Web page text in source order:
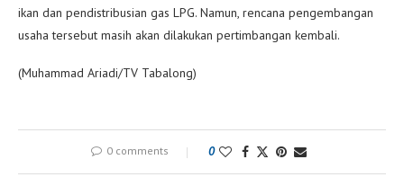
ikan dan pendistribusian gas LPG. Namun, rencana pengembangan
usaha tersebut masih akan dilakukan pertimbangan kembali.
(Muhammad Ariadi/TV Tabalong)
0 comments 0